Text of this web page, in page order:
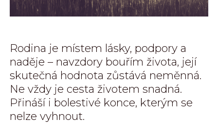
Rodina je místem lásky, podpory a
naděje – navzdory bouřím života, její
skutečná hodnota zůstává neměnná.
Ne vždy je cesta životem snadná.
Přináší i bolestivé konce, kterým se
nelze vyhnout.